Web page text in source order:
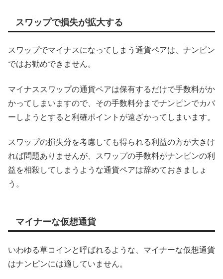
スワップで損失が拡大する
スワップでマイナスになってしまう通貨ペアは、ナンピン
ではお勧めできません。
マイナススワップの通貨ペアは保有するだけで手数料がか
かってしまいますので、その手数料分までナンピンでカバ
ーしようとすると利確ポイントが遠ざかってしまいます。
スワップの損失分を考慮しても得られる利益の方が大きけ
れば問題ありませんが、スワップの手数料がナンピンの利
益を相殺してしまうような通貨ペアは辞めておきましょ
う。
マイナーな仮想通貨
いわゆる草コインと呼ばれるような、マイナーな仮想通貨
はナンピンには適していません。